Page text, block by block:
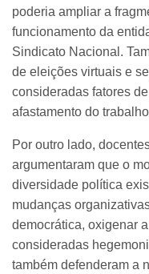
poderia ampliar a
funcionamento da
Sindicato Nacional.
de eleições virtuais e
consideradas fatores
afastamento do
Por outro lado,
argumentaram que o
diversidade política
mudanças
democrática, oxigenar
consideradas
também defenderam a